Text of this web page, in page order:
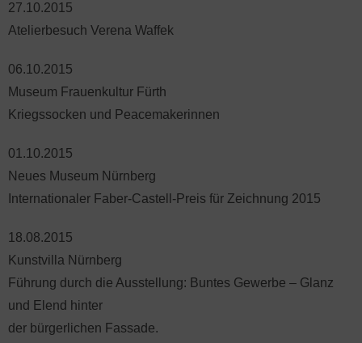
27.10.2015
Atelierbesuch Verena Waffek
06.10.2015
Museum Frauenkultur Fürth
Kriegssocken und Peacemakerinnen
01.10.2015
Neues Museum Nürnberg
Internationaler Faber-Castell-Preis für Zeichnung 2015
18.08.2015
Kunstvilla Nürnberg
Führung durch die Ausstellung: Buntes Gewerbe – Glanz
und Elend hinter
der bürgerlichen Fassade.